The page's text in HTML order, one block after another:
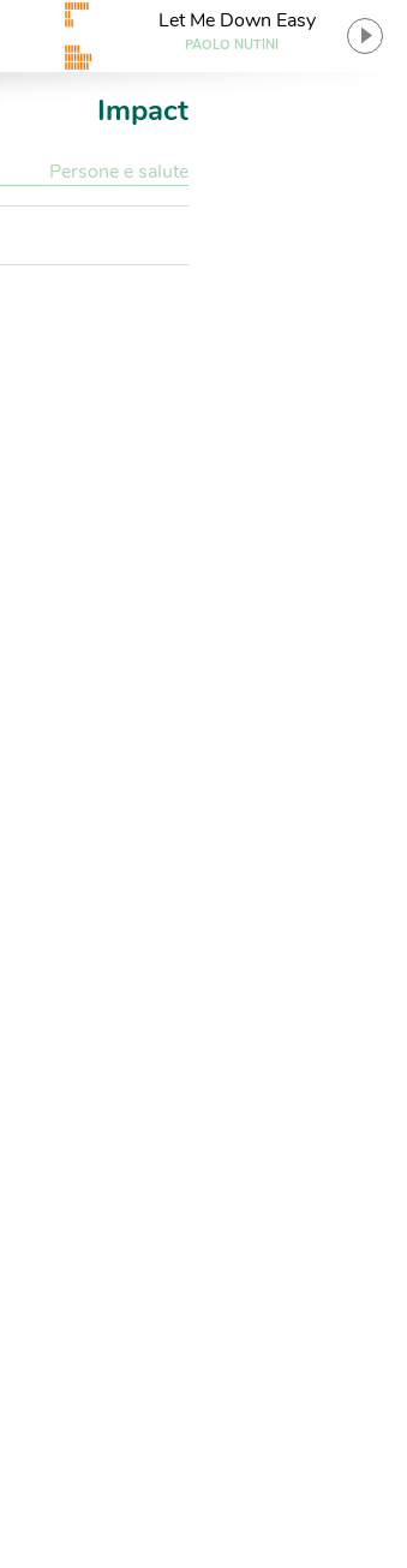
Let Me Down Easy
PAOLO NUTINI
Impact
Persone e salute